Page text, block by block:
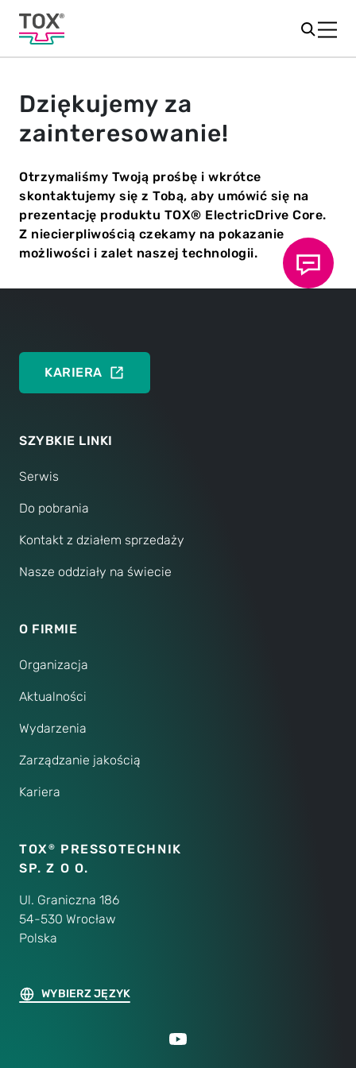
Dziękujemy za
zainteresowanie!
Otrzymaliśmy Twoją prośbę i wkrótce
skontaktujemy się z Tobą, aby umówić się na
prezentację produktu TOX® ElectricDrive Core.
Z niecierpliwością czekamy na pokazanie
możliwości i zalet naszej technologii.
SZYBKIE LINKI
Serwis
Do pobrania
Kontakt z działem sprzedaży
Nasze oddziały na świecie
O FIRMIE
Organizacja
Aktualności
Wydarzenia
Zarządzanie jakością
Kariera
WYBIERZ JĘZYK
KARIERA
TOX®
PRESSOTECHNIK
SP. Z O O.
Ul. Graniczna 186
54-530 Wrocław
Polska